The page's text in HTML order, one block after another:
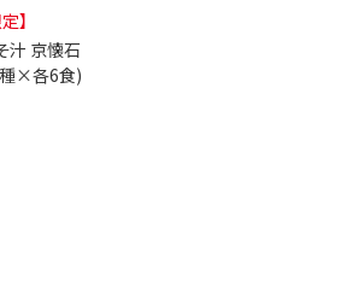
】
汁 京懐石
×各6食)